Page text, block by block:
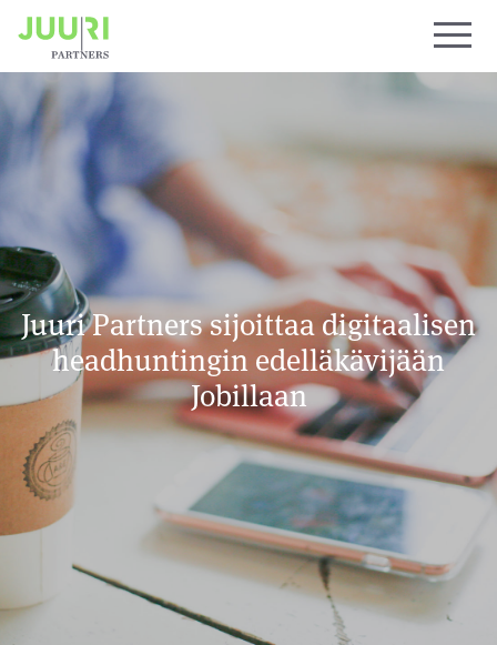
Juuri Partners sijoittaa digitaalisen
headhuntingin edelläkävijään
Jobillaan